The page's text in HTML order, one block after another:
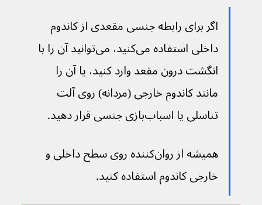
اگر برای رابطه جنسی مقعدی از کاندوم
داخلی استفاده می‌کنید، می‌توانید آن را با
انگشت درون مقعد وارد کنید، یا آن را
مانند کاندوم خارجی (مردانه) روی آلت
تناسلی یا اسباب‌بازی جنسی قرار دهید.
همیشه از روان‌کننده روی سطح داخلی و
خارجی کاندوم استفاده کنید.